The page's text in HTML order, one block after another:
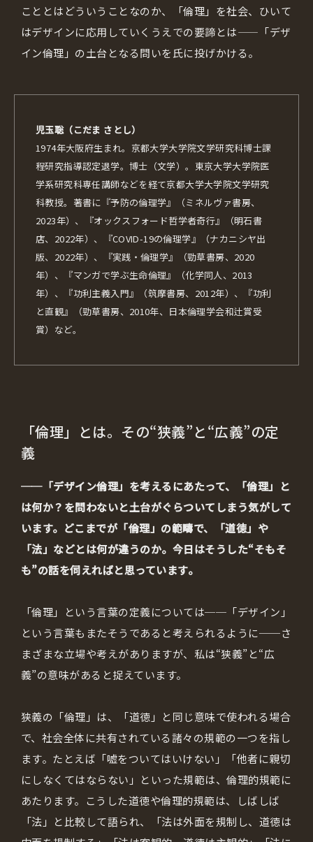
こととはどういうことなのか、「倫理」を社会、ひいて
はデザインに応用していくうえでの要諦とは——「デザ
イン倫理」の土台となる問いを氏に投げかける。
児玉聡（こだま さとし）
1974年大阪府生まれ。京都大学大学院文学研究科博士課
程研究指導認定退学。博士（文学）。東京大学大学院医
学系研究科専任講師などを経て京都大学大学院文学研究
科教授。著書に『予防の倫理学』（ミネルヴァ書房、
2023年）、『オックスフォード哲学者奇行』（明石書
店、2022年）、『COVID-19の倫理学』（ナカニシヤ出
版、2022年）、『実践・倫理学』（勁草書房、2020
年）、『マンガで学ぶ生命倫理』（化学同人、2013
年）、『功利主義入門』（筑摩書房、2012年）、『功利
と直観』（勁草書房、2010年、日本倫理学会和辻賞受
賞）など。
「倫理」とは。その“狭義”と“広義”の定
義
──「デザイン倫理」を考えるにあたって、「倫理」と
は何か？を問わないと土台がぐらついてしまう気がして
います。どこまでが「倫理」の範疇で、「道徳」や
「法」などとは何が違うのか。今日はそうした“そもそ
も”の話を伺えればと思っています。
「倫理」という言葉の定義については──「デザイン」
という言葉もまたそうであると考えられるように──さ
まざまな立場や考えがありますが、私は“狭義”と“広
義”の意味があると捉えています。
狭義の「倫理」は、「道徳」と同じ意味で使われる場合
で、社会全体に共有されている諸々の規範の一つを指し
ます。たとえば「嘘をついてはいけない」「他者に親切
にしなくてはならない」といった規範は、倫理的規範に
あたります。こうした道徳や倫理的規範は、しばしば
「法」と比較して語られ、「法は外面を規制し、道徳は